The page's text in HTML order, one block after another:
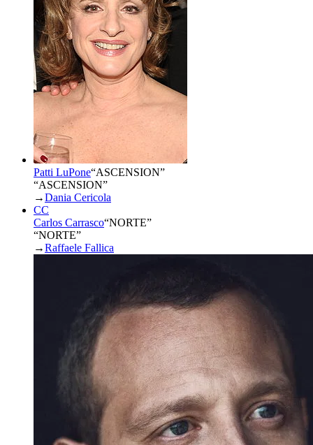
Patti LuPone“ASCENSION”
“ASCENSION”
→Dania Cericola
CC
Carlos Carrasco“NORTE”
“NORTE”
→Raffaele Fallica